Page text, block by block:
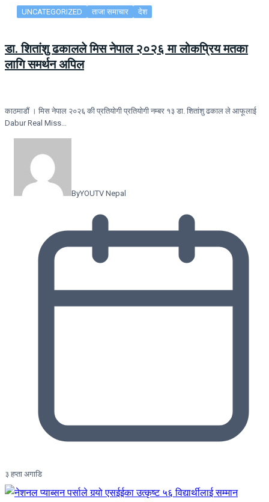
UNCATEGORIZED ताजा समाचार देश
डा. शितांशु ढकालले मिस नेपाल २०२६ मा लोकप्रिय मतका
लागि समर्थन अपिल
काठमाडौं । मिस नेपाल २०२६ की प्रतियोगी प्रतियोगी नम्बर १३ डा. शितांशु ढकाल ले आफूलाई
Dabur Real Miss…
ByYOUTV Nepal
३ हप्ता अगाडि